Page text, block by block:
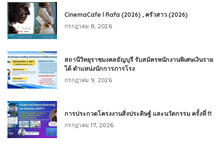
CinemaCafe l Rafa (2026) , ครัวสาว (2026)
กรกฎาคม 8, 2026
สถานีวิทยุราชมงคลธัญบุรี รับสมัครพนักงานพิเศษเงินราย
ได้ ตำแหน่งนักการภารโรง
กรกฎาคม 9, 2026
การประกวดโครงงานสิ่งประดิษฐ์ และนวัตกรรม ครั้งที่ 11
กรกฎาคม 17, 2026